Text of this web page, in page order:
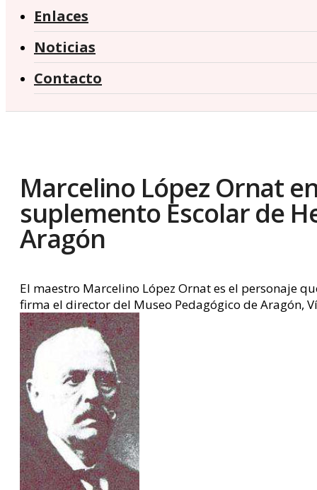
Enlaces
Noticias
Contacto
Marcelino López Ornat
suplemento Escolar de
Aragón
El maestro Marcelino López Ornat es el personaje
firma el director del Museo Pedagógico de Aragón,